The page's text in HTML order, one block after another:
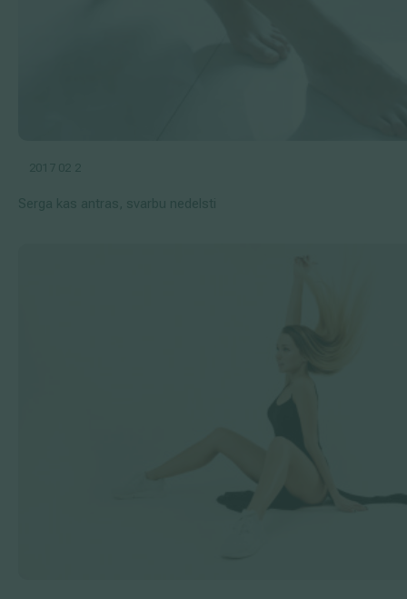
2017 02 2
Serga kas antras, svarbu nedelsti